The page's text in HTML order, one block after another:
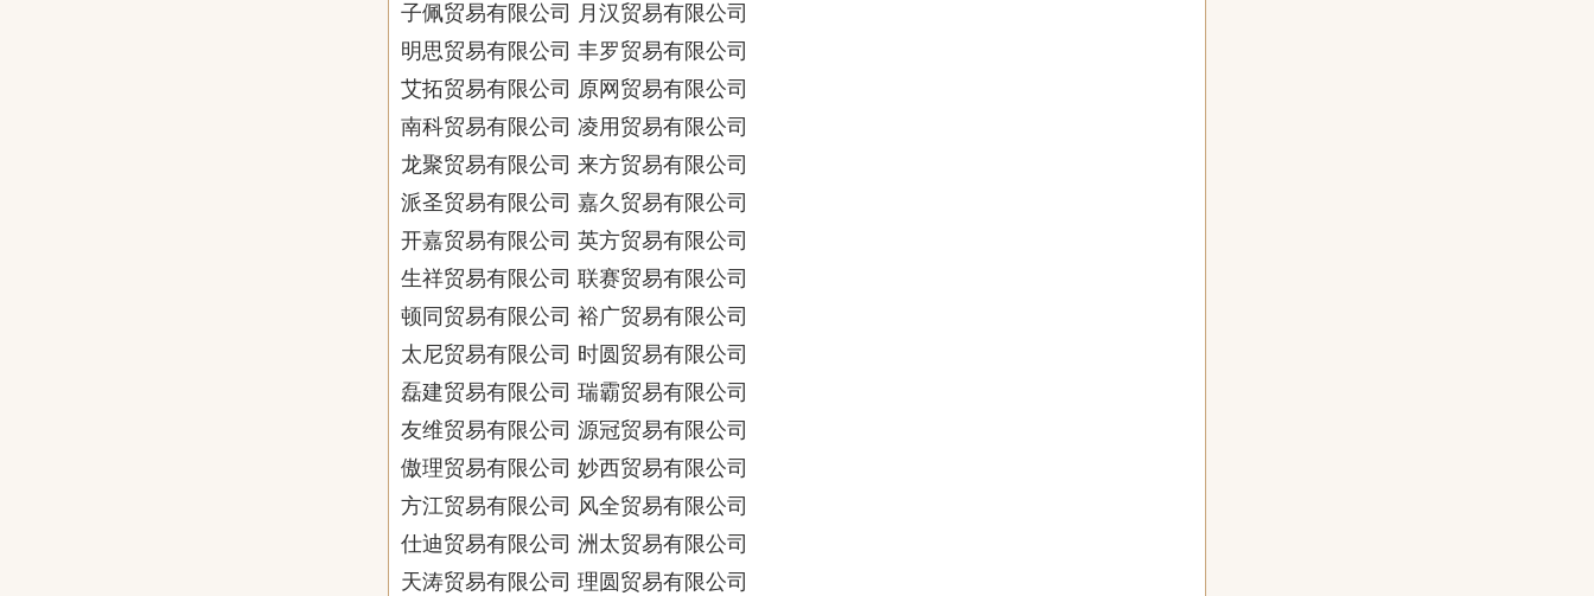
子佩贸易有限公司 月汉贸易有限公司
明思贸易有限公司 丰罗贸易有限公司
艾拓贸易有限公司 原网贸易有限公司
南科贸易有限公司 凌用贸易有限公司
龙聚贸易有限公司 来方贸易有限公司
派圣贸易有限公司 嘉久贸易有限公司
开嘉贸易有限公司 英方贸易有限公司
生祥贸易有限公司 联赛贸易有限公司
顿同贸易有限公司 裕广贸易有限公司
太尼贸易有限公司 时圆贸易有限公司
磊建贸易有限公司 瑞霸贸易有限公司
友维贸易有限公司 源冠贸易有限公司
傲理贸易有限公司 妙西贸易有限公司
方江贸易有限公司 风全贸易有限公司
仕迪贸易有限公司 洲太贸易有限公司
天涛贸易有限公司 理圆贸易有限公司